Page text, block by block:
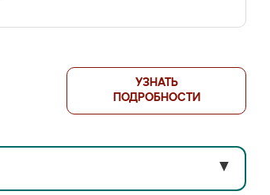
УЗНАТЬ
ПОДРОБНОСТИ
▼